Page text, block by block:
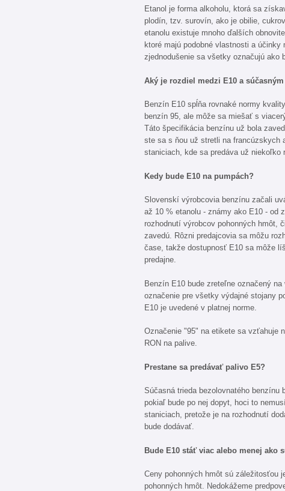
Etanol je forma alkoholu, ktorá sa
plodín, tzv. surovín, ako je obilie,
etanolu existuje mnoho ďalších
ktoré majú podobné vlastnosti a účinky
zjednodušenie sa všetky označujú ako
Aký je rozdiel medzi E10 a
Benzín E10 spĺňa rovnaké normy
benzín 95, ale môže sa miešať s
Táto špecifikácia benzínu už bola
ste sa s ňou už stretli na francúzskych
staniciach, kde sa predáva už niekoľko
Kedy bude E10 na pumpách?
Slovenskí výrobcovia benzínu začali
až 10 % etanolu - známy ako E10 - od
rozhodnutí výrobcov pohonných hmôt,
zavedú. Rôzni predajcovia sa môžu
čase, takže dostupnosť E10 sa môže
predajne.
Benzín E10 bude zreteľne označený
označenie pre všetky výdajné stojany
E10 je uvedené v platnej norme.
Označenie "95" na etikete sa vzťahuje
RON na palive.
Prestane sa predávať palivo E5?
Súčasná trieda bezolovnatého benzínu
pokiaľ bude po nej dopyt, hoci to
staniciach, pretože je na rozhodnutí
bude dodávať.
Bude E10 stáť viac alebo menej ako
Ceny pohonných hmôt sú záležitosťou
pohonných hmôt. Nedokážeme